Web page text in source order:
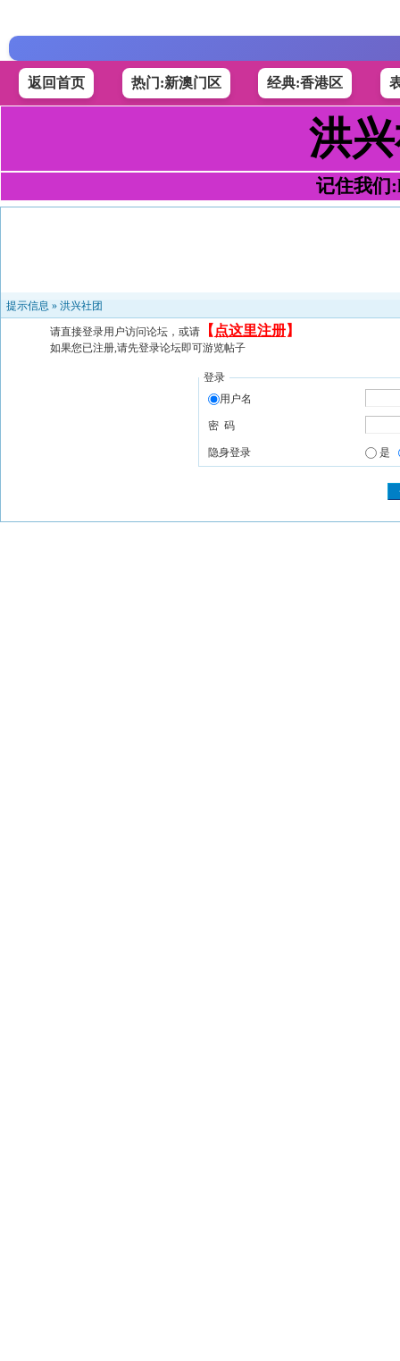
返回首页 热门:新澳门区 经典:香港区
洪
记住我们
提示信息 » 洪兴社团
请直接登录用户访问论坛，或请 【 点这里注册】
如果您已注册,请先登录论坛即可游览帖子
登录
用户名
密 码
隐身登录 是